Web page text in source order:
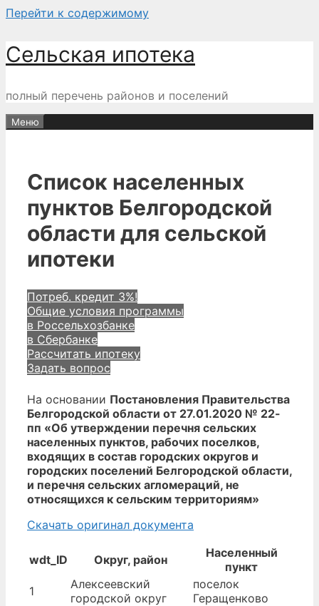
Перейти к содержимому
Сельская ипотека
полный перечень районов и поселений
Меню
Список населенных
пунктов Белгородской
области для сельской
ипотеки
Потреб. кредит 3%!
Общие условия программы
в Россельхозбанке
в Сбербанке
Рассчитать ипотеку
Задать вопрос
На основании Постановления Правительства
Белгородской области от 27.01.2020 № 22-
пп «Об утверждении перечня сельских
населенных пунктов, рабочих поселков,
входящих в состав городских округов и
городских поселений Белгородской области,
и перечня сельских агломераций, не
относящихся к сельским территориям»
Скачать оригинал документа
wdt_ID Округ, район
Населенный
пункт
1
Алексеевский
городской округ
поселок
Геращенково